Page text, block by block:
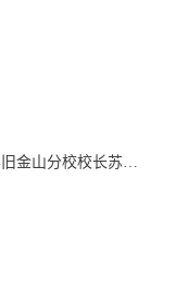
生物技术王国的掌门人——记加州大学旧金山分校校长苏珊·D·赫尔曼博士